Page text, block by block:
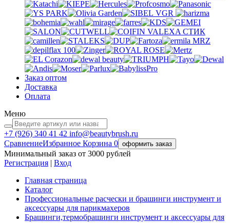
VGR
VALEXA СТИК
MRZ
Заказ оптом
Доставка
Оплата
Меню
+7 (926) 340 41 42 info@beautybrush.ru
СравнениеИзбранное Корзина 0 оформить заказ
Минимальный заказ от 3000 рублей
Регистрация | Вход
Главная страница
Каталог
Профессиональные расчески и брашинги инструмент и
аксессуары для парикмахеров
Брашинги,термобрашинги инструмент и аксессуары для